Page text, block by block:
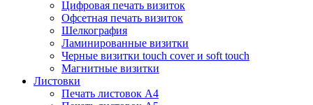
Цифровая печать визиток
Офсетная печать визиток
Шелкография
Ламинированные визитки
Черные визитки touch cover и soft touch
Магнитные визитки
Листовки
Печать листовок А4